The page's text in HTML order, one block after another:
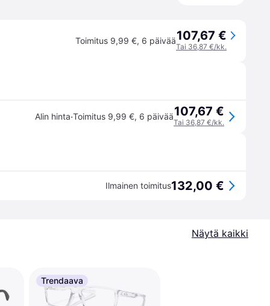
Toimitus 9,99 €, 6 päivää107,67 €
Tai 36,87 €/kk.
Alin hinta·Toimitus 9,99 €, 6 päivää107,67 €
Tai 36,87 €/kk.
Ilmainen toimitus132,00 €
Näytä kaikki
Trendaava